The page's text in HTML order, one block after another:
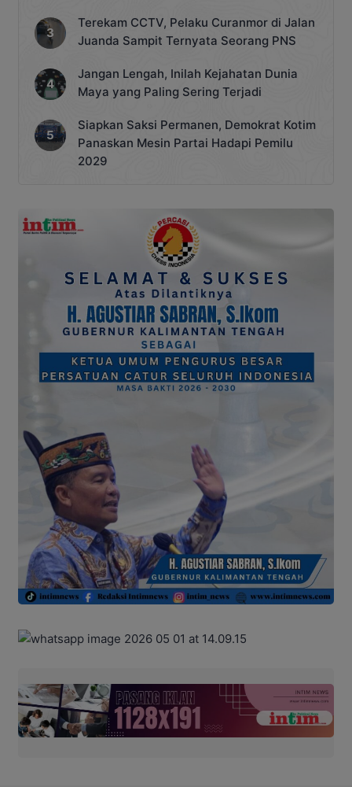
Terekam CCTV, Pelaku Curanmor di Jalan
Juanda Sampit Ternyata Seorang PNS
Jangan Lengah, Inilah Kejahatan Dunia
Maya yang Paling Sering Terjadi
Siapkan Saksi Permanen, Demokrat Kotim
Panaskan Mesin Partai Hadapi Pemilu
2029